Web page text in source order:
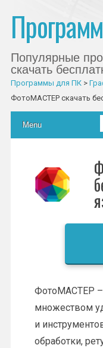
Популярные
скачать
Программы для ПК>
ФотоМАСТЕР скачать
Главное меню
Skip to content
Menu
ФотоМАСТЕР
множеством
и
обработки,